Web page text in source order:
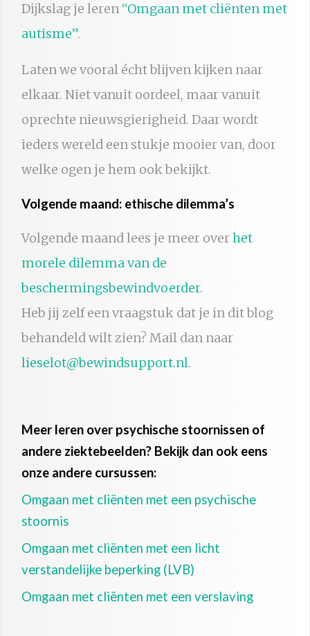
Dijkslag je leren “Omgaan met cliënten met
autisme”.
Laten we vooral écht blijven kijken naar
elkaar. Niet vanuit oordeel, maar vanuit
oprechte nieuwsgierigheid. Daar wordt
ieders wereld een stukje mooier van, door
welke ogen je hem ook bekijkt.
Volgende maand: ethische dilemma’s
Volgende maand lees je meer overhet
morele dilemma van de
beschermingsbewindvoerder.
Heb jij zelf een vraagstuk dat je in dit blog
behandeld wilt zien? Mail dan naar
lieselot@bewindsupport.nl.
Meer leren over psychische stoornissen of
andere ziektebeelden? Bekijk dan ook eens
onze andere cursussen:
Omgaan met cliënten met een psychische
stoornis
Omgaan met cliënten met een licht
verstandelijke beperking (LVB)
Omgaan met cliënten met een verslaving